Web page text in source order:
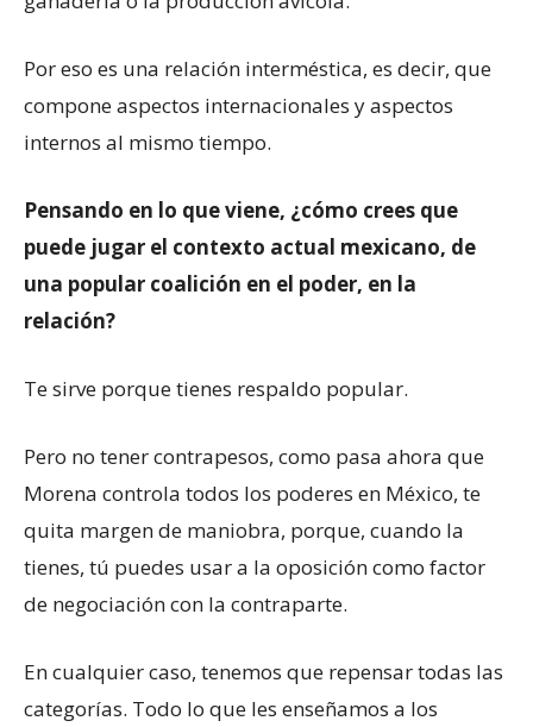
Por eso es una relación interméstica, es decir, que
compone aspectos internacionales y aspectos
internos al mismo tiempo.
Pensando en lo que viene, ¿cómo crees que
puede jugar el contexto actual mexicano, de
una popular coalición en el poder, en la
relación?
Te sirve porque tienes respaldo popular.
Pero no tener contrapesos, como pasa ahora que
Morena controla todos los poderes en México, te
quita margen de maniobra, porque, cuando la
tienes, tú puedes usar a la oposición como factor
de negociación con la contraparte.
En cualquier caso, tenemos que repensar todas las
categorías. Todo lo que les enseñamos a los